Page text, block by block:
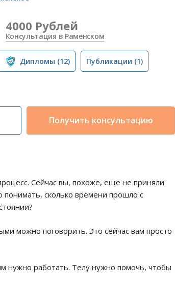
4000 Рублей
Консультация в Раменском
Дипломы (12) Публикации (1)
Получить консультацию
Сейчас вы, похоже, еще не приняли
понимать, сколько времени прошло с
можно поговорить. Это сейчас вам просто
нужно работать. Телу нужно помочь, чтобы